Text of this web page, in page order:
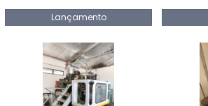
Lançamento